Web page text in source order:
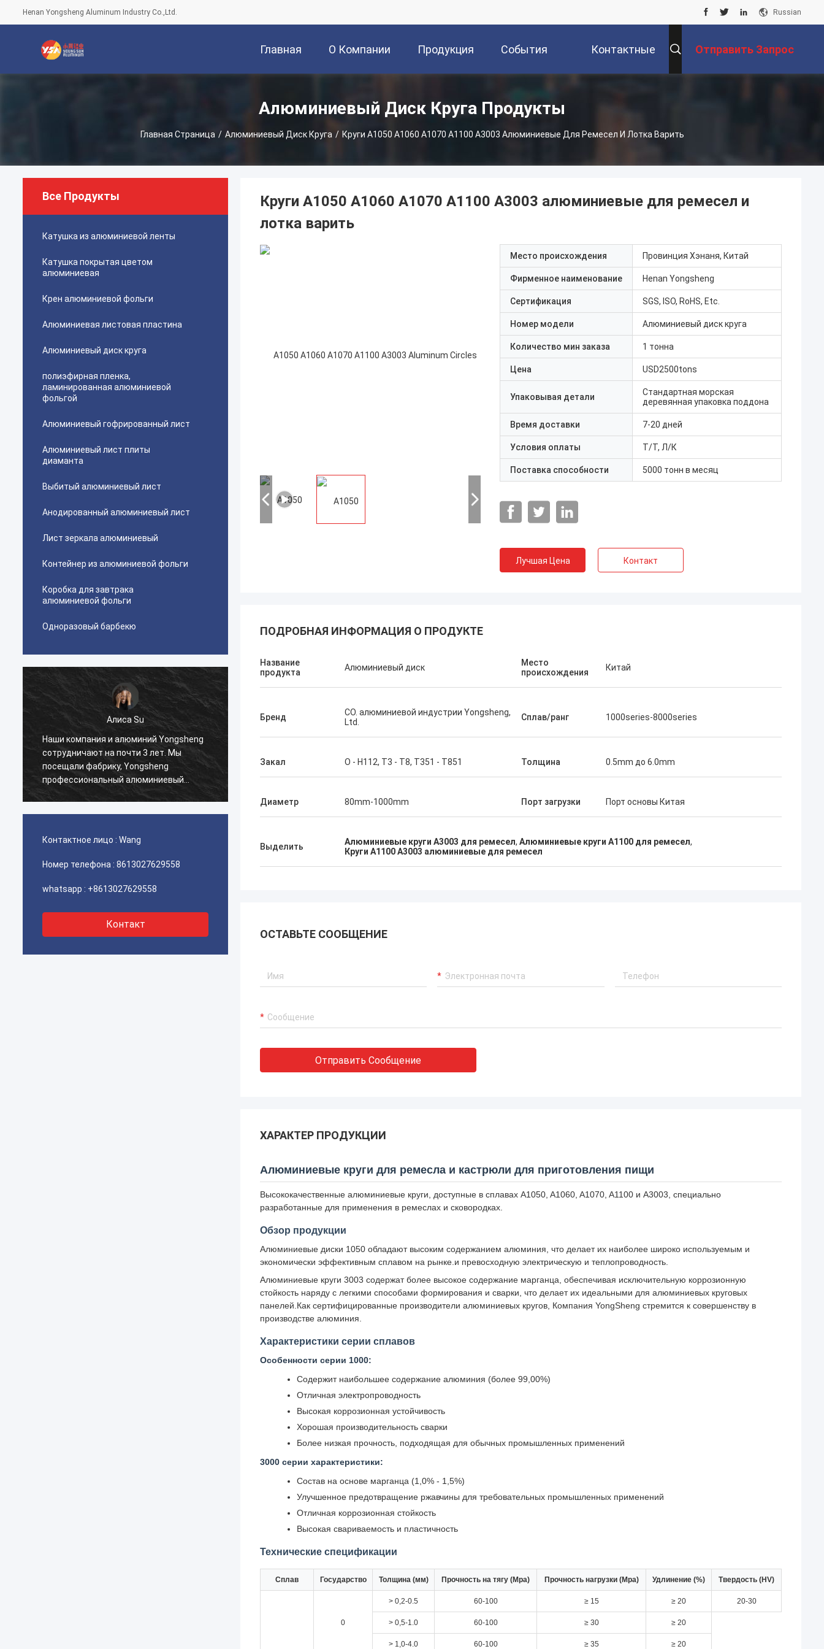
Henan Yongsheng Aluminum Industry Co.,Ltd. Russian
Главная
Страница
О Компании Продукция События Контактные Отправить Запрос
Алюминиевый Диск Круга Продукты
Главная Страница / Алюминиевый Диск Круга / Круги A1050 A1060 A1070 A1100 A3003 Алюминиевые Для Ремесел И Лотка Варить
Все Продукты
Катушка из алюминиевой ленты
Катушка покрытая цветом
алюминиевая
Крен алюминиевой фольги
Алюминиевая листовая пластина
Алюминиевый диск круга
полиэфирная пленка,
ламинированная алюминиевой
фольгой
Алюминиевый гофрированный лист
Алюминиевый лист плиты
диаманта
Выбитый алюминиевый лист
Анодированный алюминиевый лист
Лист зеркала алюминиевый
Контейнер из алюминиевой фольги
Коробка для завтрака
алюминиевой фольги
Одноразовый барбекю
Алиса Su
Наши компания и алюминий Yongsheng
сотрудничают на почти 3 лет. Мы
посещали фабрику, Yongsheng
профессиональный алюминиевый
материальный поставщик, мы покупали
Мы покупаем алюминиевый круг от
Мы поддерживаем такое
кооперативное отношение на 2 лет, и
процессе сотрудничества, каждая
связь очень эффективна, и главный
проблемы быстро. Мы очень счастливы
Amin Mazlum
Мы покупали итог почти 500 тонн
от алюминия Yongsheng. Качество
стабилизировано и срок поставки
удовлетворены с моими продуктами.
Мы будем продолжаться объединить с
В первый раз что мы объединили с
очень легкий, потому что срок поставки
товаров был очень быстр, и
очень профессионален. Он помог мне
разрешить некоторые технические
2021.1.20 и качестве из товаров очень
Контактное лицо : Wang
Номер телефона : 8613027629558
whatsapp : +8613027629558
Контакт
Круги A1050 A1060 A1070 A1100 A3003 алюминиевые для ремесел и
лотка варить
Место происхождения Провинция Хэнаня, Китай
Фирменное наименование Henan Yongsheng
Сертификация SGS, ISO, RoHS, Etc.
Номер модели Алюминиевый диск круга
Количество мин заказа 1 тонна
Цена USD2500tons
Упаковывая детали
Стандартная морская
деревянная упаковка поддона
Время доставки 7-20 дней
Условия оплаты Т/Т, Л/К
Поставка способности 5000 тонн в месяц
Лучшая Цена Контакт
ПОДРОБНАЯ ИНФОРМАЦИЯ О ПРОДУКТЕ
Название
продукта
Алюминиевый диск
Место
происхождения
Китай
Бренд
CO. алюминиевой индустрии Yongsheng,
Ltd.
Сплав/ранг 1000series-8000series
Закал O - H112, T3 - T8, T351 - T851 Толщина 0.5mm до 6.0mm
Диаметр 80mm-1000mm Порт загрузки Порт основы Китая
Выделить Алюминиевые круги A3003 для ремесел, Алюминиевые круги A1100 для ремесел,
Круги A1100 A3003 алюминиевые для ремесел
ОСТАВЬТЕ СООБЩЕНИЕ
Отправить Сообщение
ХАРАКТЕР ПРОДУКЦИИ
Алюминиевые круги для ремесла и кастрюли для приготовления пищи
Высококачественные алюминиевые круги, доступные в сплавах A1050, A1060, A1070, A1100 и A3003, специально
разработанные для применения в ремеслах и сковородках.
Обзор продукции
Алюминиевые диски 1050 обладают высоким содержанием алюминия, что делает их наиболее широко используемым и
экономически эффективным сплавом на рынке.и превосходную электрическую и теплопроводность.
Алюминиевые круги 3003 содержат более высокое содержание марганца, обеспечивая исключительную коррозионную
стойкость наряду с легкими способами формирования и сварки, что делает их идеальными для алюминиевых круговых
панелей.Как сертифицированные производители алюминиевых кругов, Компания YongSheng стремится к совершенству в
производстве алюминия.
Характеристики серии сплавов
Особенности серии 1000:
Содержит наибольшее содержание алюминия (более 99,00%)
Отличная электропроводность
Высокая коррозионная устойчивость
Хорошая производительность сварки
Более низкая прочность, подходящая для обычных промышленных применений
3000 серии характеристики:
Состав на основе марганца (1,0% - 1,5%)
Улучшенное предотвращение ржавчины для требовательных промышленных применений
Отличная коррозионная стойкость
Высокая свариваемость и пластичность
Технические спецификации
Сплав Государство Толщина (мм) Прочность на тягу (Mpa) Прочность нагрузки (Mpa) Удлинение (%) Твердость (HV)
0
> 0,2-0.5 60-100 ≥ 15 ≥ 20 20-30
> 0,5-1.0 60-100 ≥ 30 ≥ 20
> 1,0-4.0 60-100 ≥ 35 ≥ 20